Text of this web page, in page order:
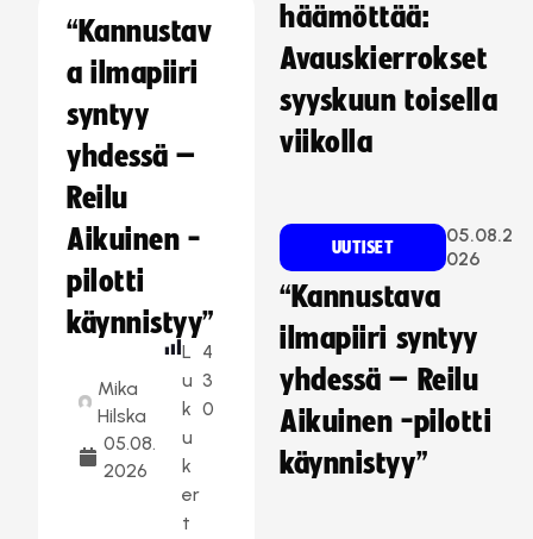
“Kannustav
a ilmapiiri
syntyy
yhdessä –
Reilu
Aikuinen -
pilotti
käynnistyy”
Mika
Hilska
05.08.
2026
L
u
k
u
k
er
t
4
3
0
häämöttää:
Avauskierrokset
syyskuun toisella
viikolla
UUTISET
05.08.2
026
“Kannustava
ilmapiiri syntyy
yhdessä – Reilu
Aikuinen -pilotti
käynnistyy”